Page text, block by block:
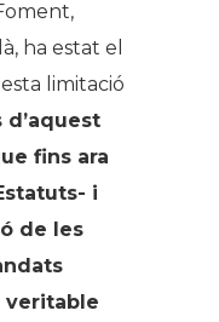
ha estat el
limitació
fins ara
i
de les
veritable